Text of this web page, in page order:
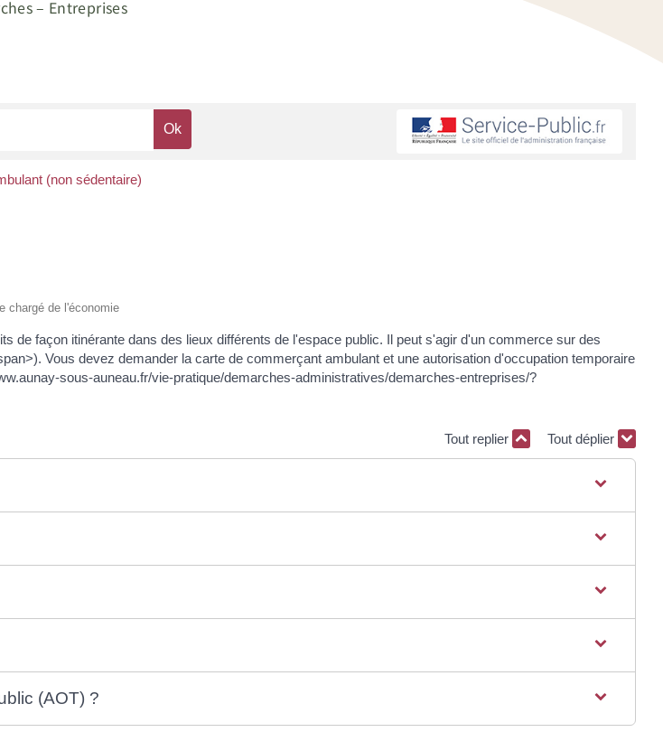
– Entreprises
(non sédentaire)
chargé de l'économie
façon itinérante dans des lieux différents de l'espace public. Il peut s'agir d'un commerce sur des
Vous devez demander la carte de commerçant ambulant et une autorisation d'occupation temporaire
sous-auneau.fr/vie-pratique/demarches-administratives/demarches-entreprises/?
Tout replier Tout déplier
(AOT) ?